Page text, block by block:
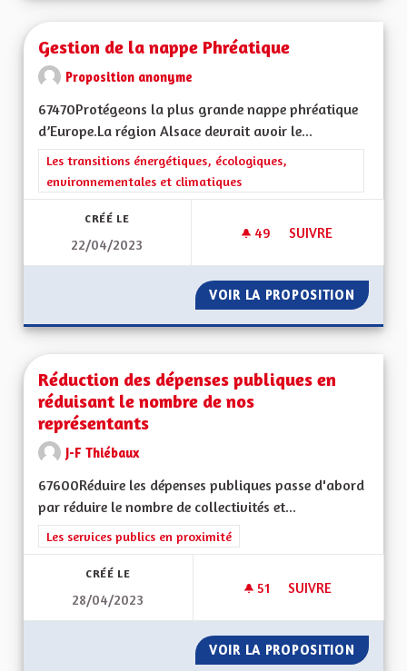
Gestion de la nappe Phréatique
Proposition anonyme
67470Protégeons la plus grande nappe phréatique
d’Europe.La région Alsace devrait avoir le...
Filtrer les résultats de la catégorie : Les transitions
Les transitions énergétiques, écologiques,
environnementales et climatiques
CRÉÉ LE
22/04/2023
49 49 ABONNÉS
SUIVRE
VOIR LA PROPOSITION
Réduction des dépenses publiques en
réduisant le nombre de nos
représentants
J-F Thiébaux
67600Réduire les dépenses publiques passe d'abord
par réduire le nombre de collectivités et...
Filtrer les résultats de la catégorie : Les services publics en
Les services publics en proximité
CRÉÉ LE
28/04/2023
51 51 ABONNÉS
SUIVRE
VOIR LA PROPOSITION